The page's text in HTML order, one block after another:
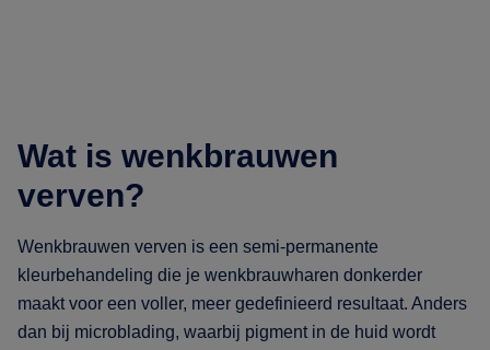
Wat is wenkbrauwen
verven?
Wenkbrauwen verven is een semi-permanente
kleurbehandeling die je wenkbrauwharen donkerder
maakt voor een voller, meer gedefinieerd resultaat. Anders
dan bij microblading, waarbij pigment in de huid wordt